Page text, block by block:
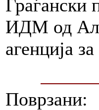
ИДМ од
агенција
Поврзани: